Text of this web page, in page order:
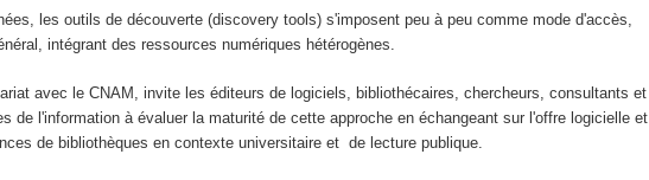
les outils de découverte (discovery tools) s'imposent peu à peu comme mode d'accès,
intégrant des ressources numériques hétérogènes.
avec le CNAM, invite les éditeurs de logiciels, bibliothécaires, chercheurs, consultants et
de l'information à évaluer la maturité de cette approche en échangeant sur l'offre logicielle et
de bibliothèques en contexte universitaire et de lecture publique.